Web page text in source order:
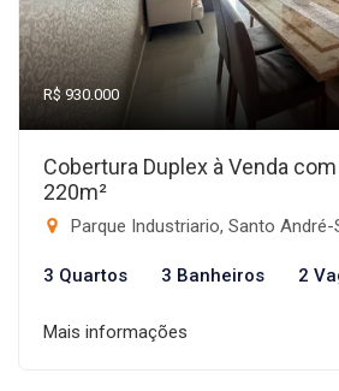
R$ 930.000
Cobertura Duplex à Venda
220m²
Parque Industriario, Santo André-
3 Quartos 3 Banheiros 2
Mais informações